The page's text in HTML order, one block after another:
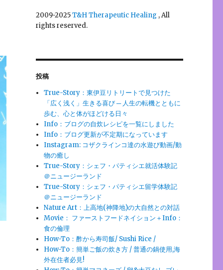
2009-2025T&H Therapeutic Healing , All
rights reserved.
投稿
True-Story：東伊豆リトリートで見つけた
「広く浅く」生きる喜び ─ 人生の転機とともに
歩む、心と体がほどける日々
Info：ブログの自炊レシピを一覧にしました
Info：ブログ更新が不定期になっています
Instagram: コザクラインコ達の水遊び動画/動
物の癒し
True-Story：シェフ・パティシエ就活体験記
＠ニュージーランド
True-Story：シェフ・パティシエ留学体験記
＠ニュージーランド
Nature Art：上高地(神降地)の大自然との対話
Movie： ファーストフードネイション＋Info：
食の倫理
How-To：酢から寿司飯/ Sushi Rice /
How-To：簡単ご飯の炊き方 / 普通の鍋使用,海
外在住者必見!